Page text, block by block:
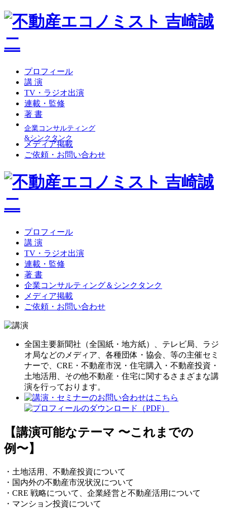
プロフィール
講 演
TV・ラジオ出演
連載・監修
著 書
企業コンサルティング
&シンクタンク
メディア掲載
ご依頼・お問い合わせ
プロフィール
講 演
TV・ラジオ出演
連載・監修
著 書
企業コンサルティング＆シンクタンク
メディア掲載
ご依頼・お問い合わせ
全国主要新聞社（全国紙・地方紙）、テレビ局、ラジ
オ局などのメディア、各種団体・協会、等の主催セミ
ナーで、CRE・不動産市況・住宅購入・不動産投資・
土地活用、その他不動産・住宅に関するさまざまな講
演を行っております。
【講演可能なテーマ 〜これまでの
例〜】
・土地活用、不動産投資について
・国内外の不動産市況状況について
・CRE 戦略について、企業経営と不動産活用について
・マンション投資について